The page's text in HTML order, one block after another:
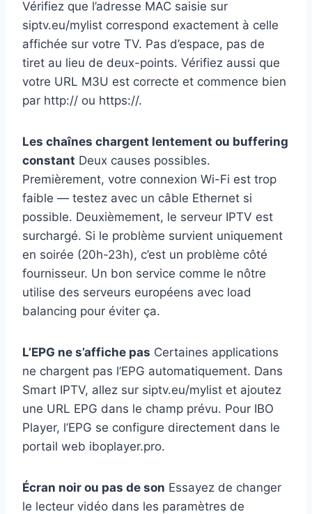
Vérifiez que l’adresse MAC saisie sur
siptv.eu/mylist correspond exactement à celle
affichée sur votre TV. Pas d’espace, pas de
tiret au lieu de deux-points. Vérifiez aussi que
votre URL M3U est correcte et commence bien
par http:// ou https://.
Les chaînes chargent lentement ou buffering
constant Deux causes possibles.
Premièrement, votre connexion Wi-Fi est trop
faible — testez avec un câble Ethernet si
possible. Deuxièmement, le serveur IPTV est
surchargé. Si le problème survient uniquement
en soirée (20h-23h), c’est un problème côté
fournisseur. Un bon service comme le nôtre
utilise des serveurs européens avec load
balancing pour éviter ça.
L’EPG ne s’affiche pas Certaines applications
ne chargent pas l’EPG automatiquement. Dans
Smart IPTV, allez sur siptv.eu/mylist et ajoutez
une URL EPG dans le champ prévu. Pour IBO
Player, l’EPG se configure directement dans le
portail web iboplayer.pro.
Écran noir ou pas de son Essayez de changer
le lecteur vidéo dans les paramètres de